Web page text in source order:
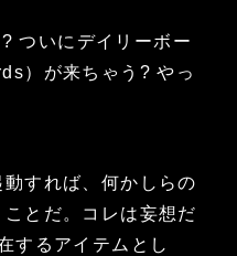
ついにデイリーボー
）が来ちゃう? やっ
すれば、何かしらの
とだ。コレは妄想だ
するアイテムとし